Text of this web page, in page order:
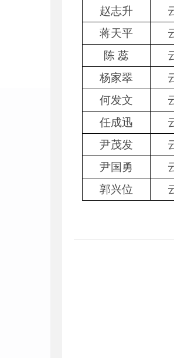
赵志升
蒋天平
陈 蕊
杨家翠
何发文
任成迅
尹茂发
尹国勇
郭兴位